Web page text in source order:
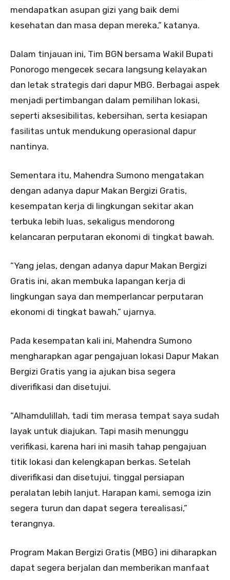
mendapatkan asupan gizi yang baik demi
kesehatan dan masa depan mereka,” katanya.
Dalam tinjauan ini, Tim BGN bersama Wakil Bupati
Ponorogo mengecek secara langsung kelayakan
dan letak strategis dari dapur MBG. Berbagai aspek
menjadi pertimbangan dalam pemilihan lokasi,
seperti aksesibilitas, kebersihan, serta kesiapan
fasilitas untuk mendukung operasional dapur
nantinya.
Sementara itu, Mahendra Sumono mengatakan
dengan adanya dapur Makan Bergizi Gratis,
kesempatan kerja di lingkungan sekitar akan
terbuka lebih luas, sekaligus mendorong
kelancaran perputaran ekonomi di tingkat bawah.
“Yang jelas, dengan adanya dapur Makan Bergizi
Gratis ini, akan membuka lapangan kerja di
lingkungan saya dan memperlancar perputaran
ekonomi di tingkat bawah,” ujarnya.
Pada kesempatan kali ini, Mahendra Sumono
mengharapkan agar pengajuan lokasi Dapur Makan
Bergizi Gratis yang ia ajukan bisa segera
diverifikasi dan disetujui.
“Alhamdulillah, tadi tim merasa tempat saya sudah
layak untuk diajukan. Tapi masih menunggu
verifikasi, karena hari ini masih tahap pengajuan
titik lokasi dan kelengkapan berkas. Setelah
diverifikasi dan disetujui, tinggal persiapan
peralatan lebih lanjut. Harapan kami, semoga izin
segera turun dan dapat segera terealisasi,”
terangnya.
Program Makan Bergizi Gratis (MBG) ini diharapkan
dapat segera berjalan dan memberikan manfaat